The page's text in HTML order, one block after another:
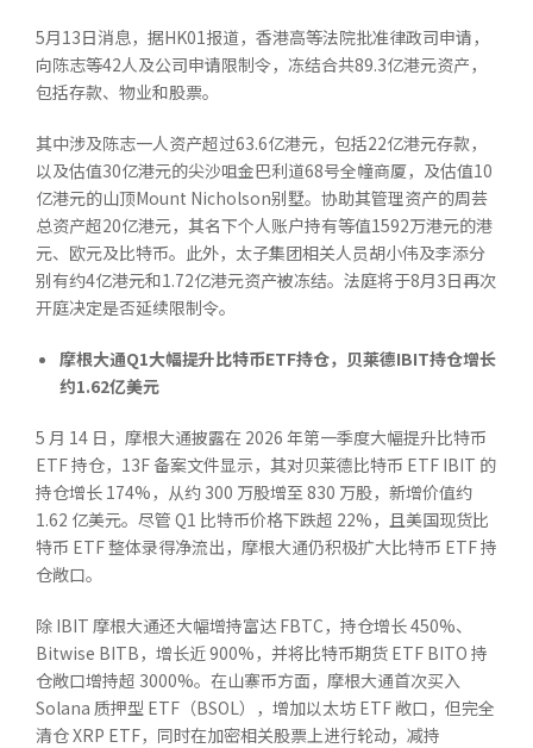
5月13日消息，据HK01报道，香港高等法院批准律政司申请，
向陈志等42人及公司申请限制令，冻结合共89.3亿港元资产，
包括存款、物业和股票。
其中涉及陈志一人资产超过63.6亿港元，包括22亿港元存款，
以及估值30亿港元的尖沙咀金巴利道68号全幢商厦，及估值10
亿港元的山顶Mount Nicholson别墅。协助其管理资产的周芸
总资产超20亿港元，其名下个人账户持有等值1592万港元的港
元、欧元及比特币。此外，太子集团相关人员胡小伟及李添分
别有约4亿港元和1.72亿港元资产被冻结。法庭将于8月3日再次
开庭决定是否延续限制令。
摩根大通Q1大幅提升比特币ETF持仓，贝莱德IBIT持仓增长
约1.62亿美元
5 月 14 日，摩根大通披露在 2026 年第一季度大幅提升比特币
ETF 持仓，13F 备案文件显示，其对贝莱德比特币 ETF IBIT 的
持仓增长 174%，从约 300 万股增至 830 万股，新增价值约
1.62 亿美元。尽管 Q1 比特币价格下跌超 22%，且美国现货比
特币 ETF 整体录得净流出，摩根大通仍积极扩大比特币 ETF 持
仓敞口。
除 IBIT 摩根大通还大幅增持富达 FBTC，持仓增长 450%、
Bitwise BITB，增长近 900%，并将比特币期货 ETF BITO 持
仓敞口增持超 3000%。在山寨币方面，摩根大通首次买入
Solana 质押型 ETF（BSOL），增加以太坊 ETF 敞口，但完全
清仓 XRP ETF，同时在加密相关股票上进行轮动，减持